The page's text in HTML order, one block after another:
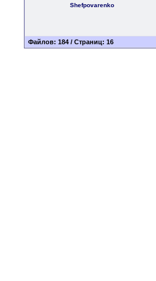
Shefpovarenko
Файлов: 184 / Страниц: 16